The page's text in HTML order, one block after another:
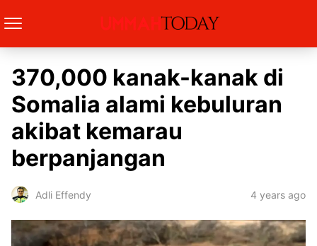
370,000 kanak-kanak di
Somalia alami kebuluran
akibat kemarau
berpanjangan
Adli Effendy 4 years ago